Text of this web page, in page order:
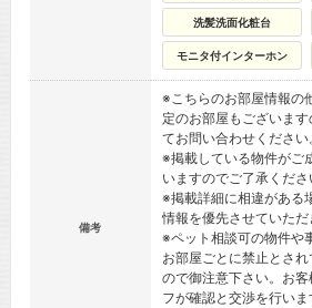
洗髪洗面化粧台
モニタ付インターホン
備考
※こちらのお部屋情報の
定のお部屋もございま
てお問い合わせください
※掲載している物件がご
いますのでご了承くださ
※掲載詳細に相違がある
情報を優先させていただ
※ペット相談可の物件や
お部屋ごとに禁止とさ
ので御注意下さい。お
フが確認と交渉を行いま